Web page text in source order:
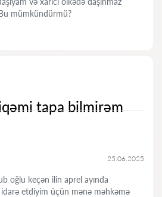
mümkündürmü?
tapa bilmirəm
25.06.2025
oğlu keçən ilin aprel ayında
etdiyim üçün mənə məhkəmə